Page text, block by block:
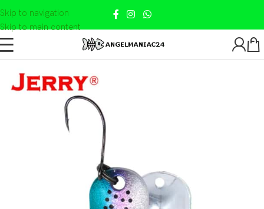
Skip to navigation
Skip to main content